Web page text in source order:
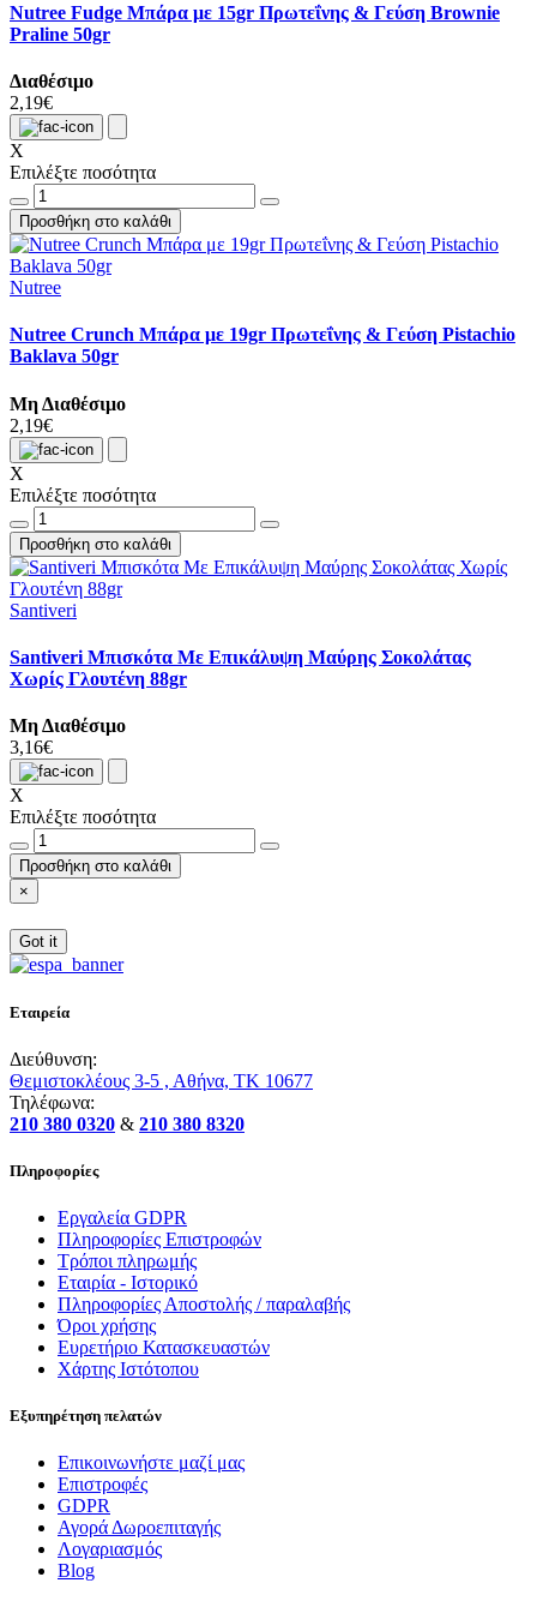
Nutree Fudge Μπάρα με 15gr Πρωτεΐνης & Γεύση Brownie
Praline 50gr
Διαθέσιμο
2,19€
X
Επιλέξτε ποσότητα
Προσθήκη στο καλάθι
Nutree
Nutree Crunch Μπάρα με 19gr Πρωτεΐνης & Γεύση Pistachio
Baklava 50gr
Μη Διαθέσιμο
2,19€
X
Επιλέξτε ποσότητα
Προσθήκη στο καλάθι
Santiveri
Santiveri Μπισκότα Με Επικάλυψη Μαύρης Σοκολάτας
Χωρίς Γλουτένη 88gr
Μη Διαθέσιμο
3,16€
X
Επιλέξτε ποσότητα
Προσθήκη στο καλάθι
×
Got it
Εταιρεία
Διεύθυνση:
Θεμιστοκλέους 3-5 , Αθήνα, ΤΚ 10677
Τηλέφωνα:
210 380 0320 & 210 380 8320
Πληροφορίες
Εργαλεία GDPR
Πληροφορίες Επιστροφών
Τρόποι πληρωμής
Εταιρία - Ιστορικό
Πληροφορίες Αποστολής / παραλαβής
Όροι χρήσης
Ευρετήριο Κατασκευαστών
Χάρτης Ιστότοπου
Εξυπηρέτηση πελατών
Επικοινωνήστε μαζί μας
Επιστροφές
GDPR
Αγορά Δωροεπιταγής
Λογαριασμός
Blog